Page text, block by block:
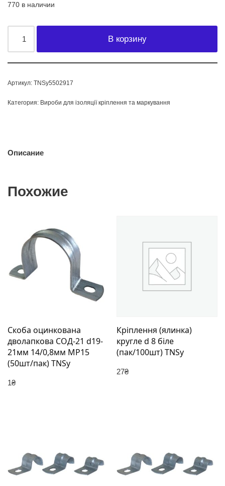
770 в наличии
В корзину
Артикул: TNSy5502917
Категория: Вироби для ізоляції кріплення та маркування
Описание
Похожие
Скоба оцинкована
дволапкова СОД-21 d19-
21мм 14/0,8мм МР15
(50шт/пак) TNSy
1₴
Кріплення (ялинка)
кругле d 8 біле
(пак/100шт) TNSy
27₴